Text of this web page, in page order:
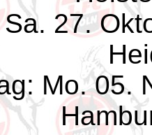
27.
Mo. 05.